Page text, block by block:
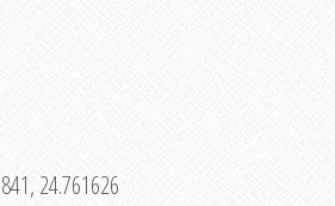
24.761626